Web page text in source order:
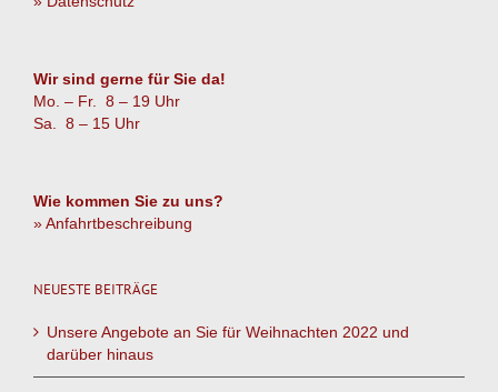
Wir sind gerne für Sie da!
Mo. – Fr. 8 – 19 Uhr
Sa. 8 – 15 Uhr
Wie kommen Sie zu uns?
» Anfahrtbeschreibung
NEUESTE BEITRÄGE
Unsere Angebote an Sie für Weihnachten 2022 und
darüber hinaus